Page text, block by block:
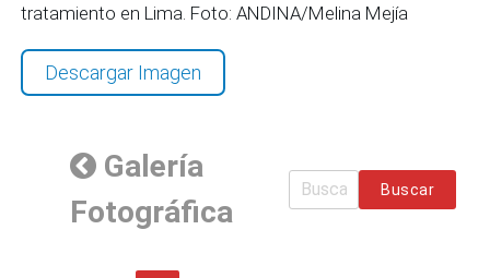
tratamiento en Lima. Foto: ANDINA/Melina Mejía
Descargar Imagen
Galería
Fotográfica
Buscar